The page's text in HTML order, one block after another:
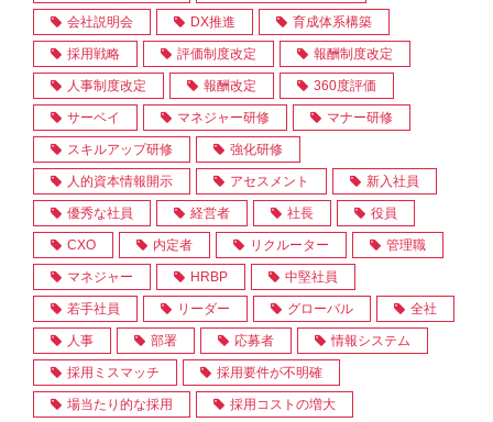
会社説明会 DX推進 育成体系構築
採用戦略 評価制度改定 報酬制度改定
人事制度改定 報酬改定 360度評価
サーベイ マネジャー研修 マナー研修
スキルアップ研修 強化研修
人的資本情報開示 アセスメント 新入社員
優秀な社員 経営者 社長 役員
CXO 内定者 リクルーター 管理職
マネジャー HRBP 中堅社員
若手社員 リーダー グローバル 全社
人事 部署 応募者 情報システム
採用ミスマッチ 採用要件が不明確
場当たり的な採用 採用コストの増大